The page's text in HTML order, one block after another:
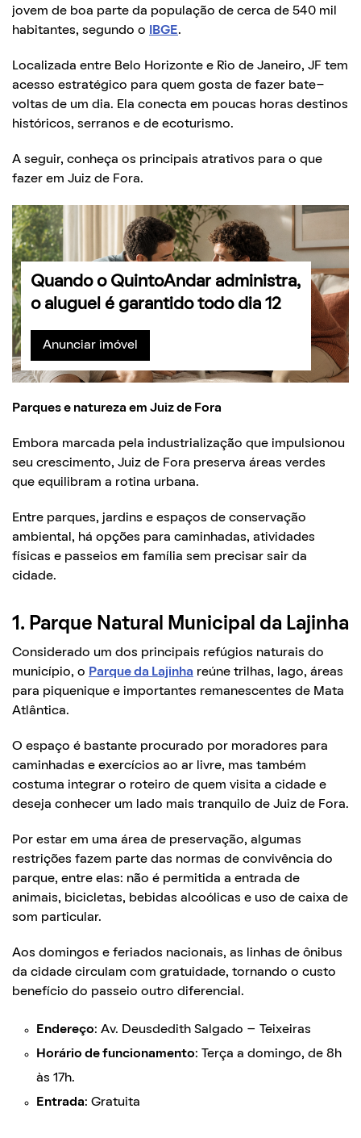
jovem de boa parte da população de cerca de 540 mil
habitantes, segundo o
IBGE.
Localizada entre Belo Horizonte e Rio de Janeiro, JF tem
acesso estratégico para quem gosta de fazer bate-
voltas de um dia. Ela conecta em poucas horas destinos
históricos, serranos e de ecoturismo.
A seguir, conheça os principais atrativos para o que
fazer em Juiz de Fora.
Quando o QuintoAndar administra,
o aluguel é garantido todo dia 12
Anunciar imóvel
Parques e natureza em Juiz de Fora
Embora marcada pela industrialização que impulsionou
seu crescimento, Juiz de Fora preserva áreas verdes
que equilibram a rotina urbana.
Entre parques, jardins e espaços de conservação
ambiental, há opções para caminhadas, atividades
físicas e passeios em família sem precisar sair da
cidade.
1. Parque Natural Municipal da Lajinha
Considerado um dos principais refúgios naturais do
município, o Parque da Lajinha reúne trilhas, lago, áreas
para piquenique e importantes remanescentes de Mata
Atlântica.
O espaço é bastante procurado por moradores para
caminhadas e exercícios ao ar livre, mas também
costuma integrar o roteiro de quem visita a cidade e
deseja conhecer um lado mais tranquilo de Juiz de Fora.
Por estar em uma área de preservação, algumas
restrições fazem parte das normas de convivência do
parque, entre elas: não é permitida a entrada de
animais, bicicletas, bebidas alcoólicas e uso de caixa de
som particular.
Aos domingos e feriados nacionais, as linhas de ônibus
da cidade circulam com gratuidade, tornando o custo
benefício do passeio outro diferencial.
Endereço: Av. Deusdedith Salgado – Teixeiras
Horário de funcionamento: Terça a domingo, de 8h
às 17h.
Entrada: Gratuita